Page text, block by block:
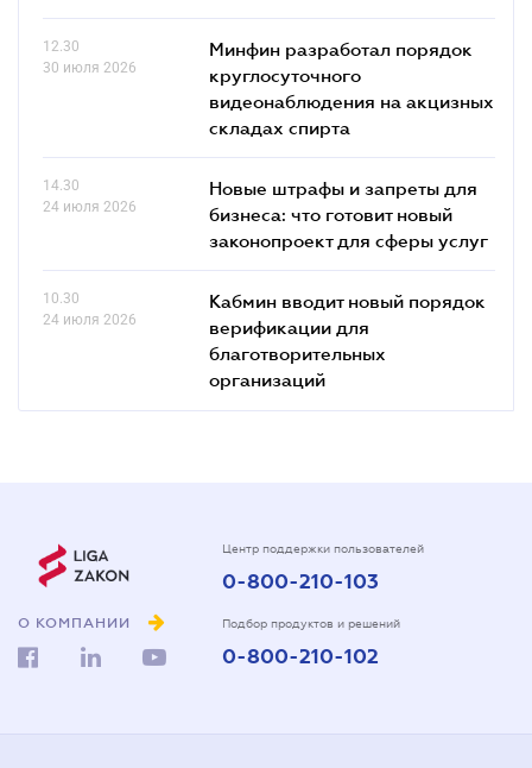
12.30
30 июля 2026
Минфин разработал порядок
круглосуточного
видеонаблюдения на акцизных
складах спирта
14.30
24 июля 2026
Новые штрафы и запреты для
бизнеса: что готовит новый
законопроект для сферы услуг
10.30
24 июля 2026
Кабмин вводит новый порядок
верификации для
благотворительных
организаций
О КОМПАНИИ
Центр поддержки пользователей
0-800-210-103
Подбор продуктов и решений
0-800-210-102